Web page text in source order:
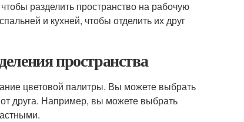
разделить пространство на рабочую
и кухней, чтобы отделить их друг
пространства
цветовой палитры. Вы можете выбрать
друга. Например, вы можете выбрать